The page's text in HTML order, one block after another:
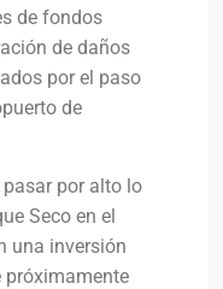
de fondos
de daños
por el paso
de
pasar por alto lo
Seco en el
una inversión
próximamente